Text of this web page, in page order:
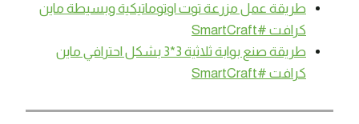
طريقة عمل مزرعة توت اوتوماتيكية وبسيطة ماين
كرافت #SmartCraft
طريقة صنع بوابة ثلاثية 3*3 بشكل احترافي ماين
كرافت #SmartCraft